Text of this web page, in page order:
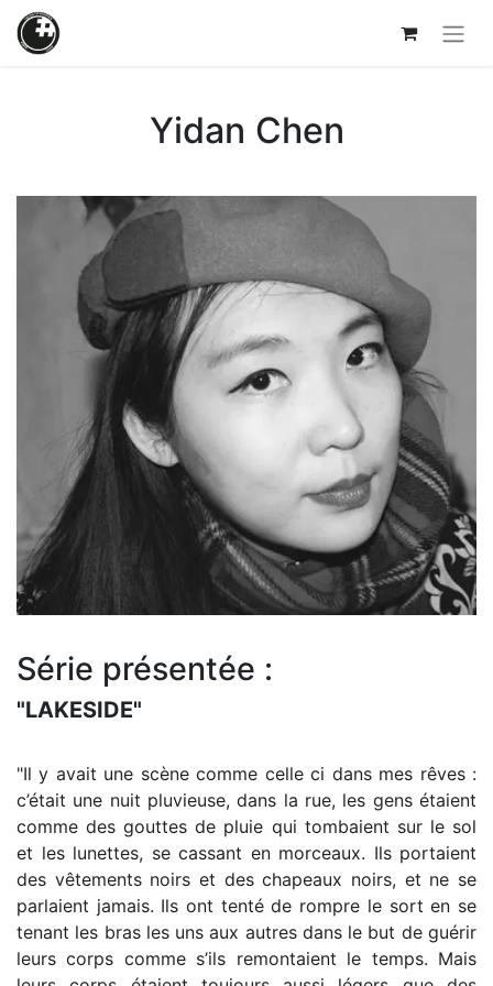
Yidan Chen
Série présentée :
"LAKESIDE"
"Il y avait une scène comme celle­ ci dans mes rêves :
c’était une nuit pluvieuse, dans la rue, les gens étaient
comme des gouttes de pluie qui tombaient sur le sol
et les lunettes, se cassant en morceaux. Ils portaient
des vêtements noirs et des chapeaux noirs, et ne se
parlaient jamais. Ils ont tenté de rompre le sort en se
tenant les bras les uns aux autres dans le but de guérir
leurs corps comme s’ils remontaient le temps. Mais